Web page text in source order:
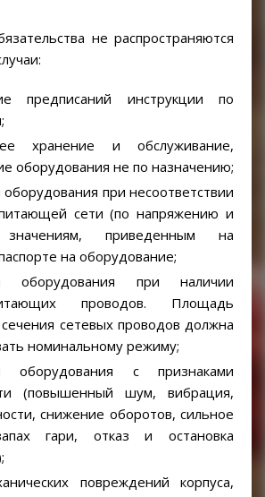
не распространяются
предписаний инструкции по
хранение и обслуживание,
оборудования не по назначению;
оборудования при несоответствии
сети (по напряжению и
приведенным на
на оборудование;
оборудования при наличии
проводов. Площадь
сетевых проводов должна
номинальному режиму;
оборудования с признаками
(повышенный шум, вибрация,
снижение оборотов, сильное
гари, отказ и остановка
повреждений корпуса,